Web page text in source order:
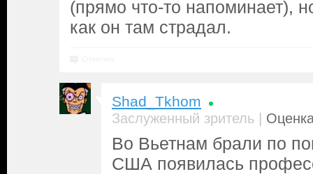
(прямо что-то напоминает),
как он там страдал.
Shad_Tkhom
Заслуженный зритель |
Во Вьетнам брали по
США появилась